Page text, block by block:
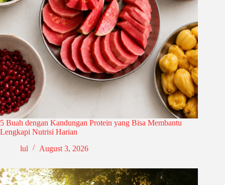
5 Buah dengan Kandungan Protein yang Bisa Membantu
Lengkapi Nutrisi Harian
lul
August 3, 2026